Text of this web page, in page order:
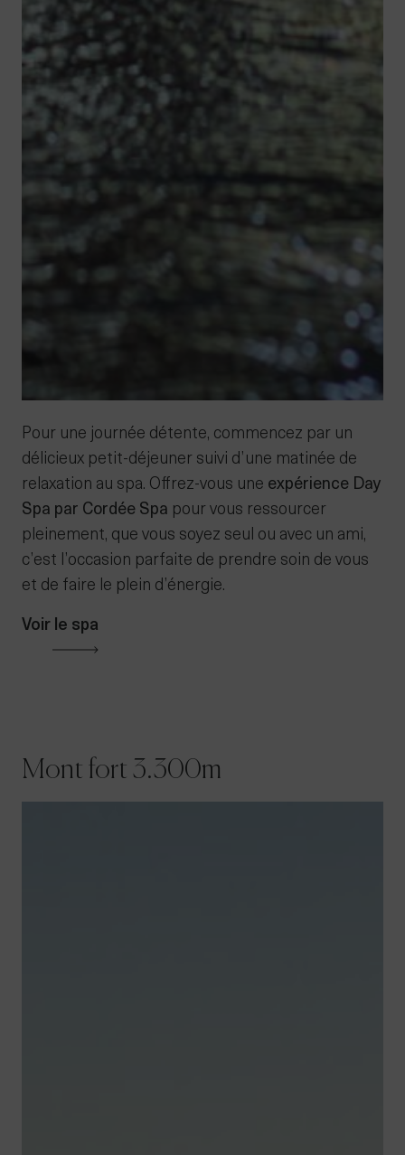
Pour une journée détente, commencez par un
délicieux petit-déjeuner suivi d’une matinée de
relaxation au spa. Offrez-vous une expérience Day
Spa par Cordée Spa pour vous ressourcer
pleinement, que vous soyez seul ou avec un ami,
c’est l’occasion parfaite de prendre soin de vous
et de faire le plein d’énergie.
Voir le spa
Mont fort 3.300m